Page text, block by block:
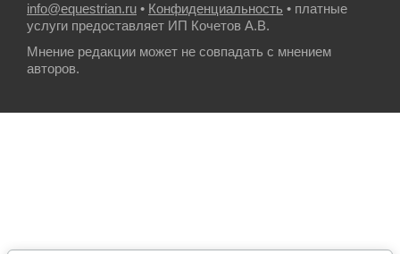
info@equestrian.ru • Конфиденциальность • платные
услуги предоставляет ИП Кочетов А.В.
Мнение редакции может не совпадать с мнением
авторов.